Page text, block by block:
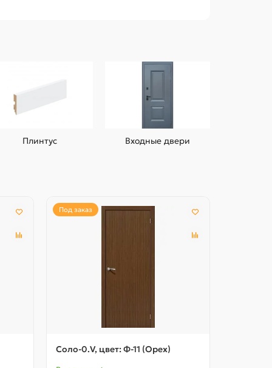
Плинтус Входные двери
Под заказ
Соло-0.V, цвет: Ф-11 (Орех)